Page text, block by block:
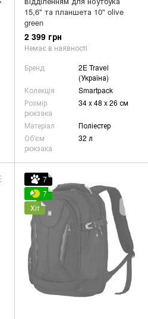
15,6" та планшета 10" olive
green
2 399 грн
Немає в наявності
Бренд
2E Travel
(Україна)
Колекція
Smartpack
Розмір
рюкзака
34 x 48 x 26 см
Матеріал
Поліестер
Об'єм
рюкзака
32 л
7
7
Хіт